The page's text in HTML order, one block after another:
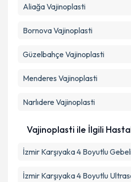
AliağaVajinoplasti
BornovaVajinoplasti
Güzelbahçe Vajinoplasti
Menderes Vajinoplasti
Narlıdere Vajinoplasti
Vajinoplasti ile İlgili
İzmir Karşıyaka 4 Boyutlu
İzmir Karşıyaka 4 Boyutlu